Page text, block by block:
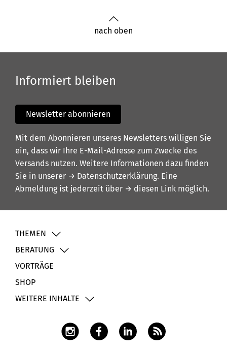
nach oben
Informiert bleiben
Newsletter abonnieren
Mit dem Abonnieren unseres Newsletters willigen Sie
ein, dass wir Ihre E-Mail-Adresse zum Zwecke des
Versands nutzen. Weitere Informationen dazu finden
Sie in unserer → Datenschutzerklärung. Eine
Abmeldung ist jederzeit über → diesen Link möglich.
THEMEN
BERATUNG
VORTRÄGE
SHOP
WEITERE INHALTE